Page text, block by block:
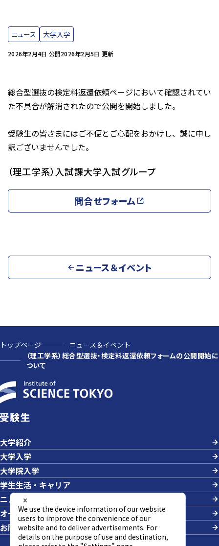
2026年2月4日 公開2026年2月5日 更新
ニュース 大学入学
総合型選抜の検定料返還依頼ページにおいて確認されてい
た不具合が解消されたので公開を開始しました。
受験生の皆さまにはご不便とご心配をおかけし、誠に申し
訳ございませんでした。
（理工学系）入試課大学入試グループ
問合せフォーム
ニュース＆イベント
トップページ
ニュース＆イベント
（理工学系）総合型選抜・検定料返還依頼フォームの公開開始に
ついて
受験生
大学紹介
大学入学
大学院入学
学生生活・キャリア
ニュース＆イベント
オープンキャンパス・説明会
お問い合わせ